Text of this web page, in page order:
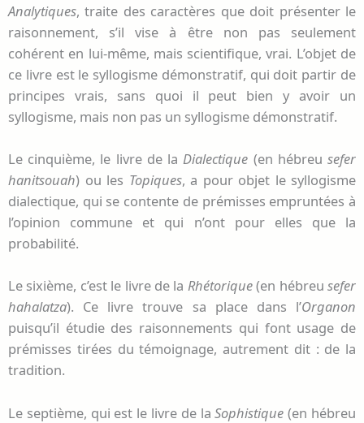
Analytiques, traite des caractères que doit présenter le
raisonnement, s’il vise à être non pas seulement
cohérent en lui-même, mais scientifique, vrai. L’objet de
ce livre est le syllogisme démonstratif, qui doit partir de
principes vrais, sans quoi il peut bien y avoir un
syllogisme, mais non pas un syllogisme démonstratif.
Le cinquième, le livre de laDialectique (en hébreusefer
hanitsouah) ou les Topiques, a pour objet le syllogisme
dialectique, qui se contente de prémisses empruntées à
l’opinion commune et qui n’ont pour elles que la
probabilité.
Le sixième, c’est le livre de la Rhétorique(en hébreusefer
hahalatza). Ce livre trouve sa place dans l’Organon
puisqu’il étudie des raisonnements qui font usage de
prémisses tirées du témoignage, autrement dit : de la
tradition.
Le septième, qui est le livre de laSophistique (en hébreu